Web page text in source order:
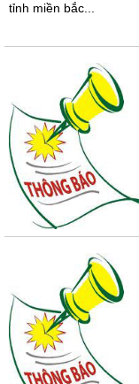
tỉnh miền bắc...